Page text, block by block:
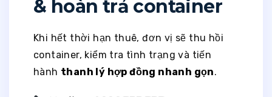
& hoàn trả container
Khi hết thời hạn thuê, đơn vị sẽ thu hồi
container, kiểm tra tình trạng và tiến
hành thanh lý hợp đồng nhanh gọn.